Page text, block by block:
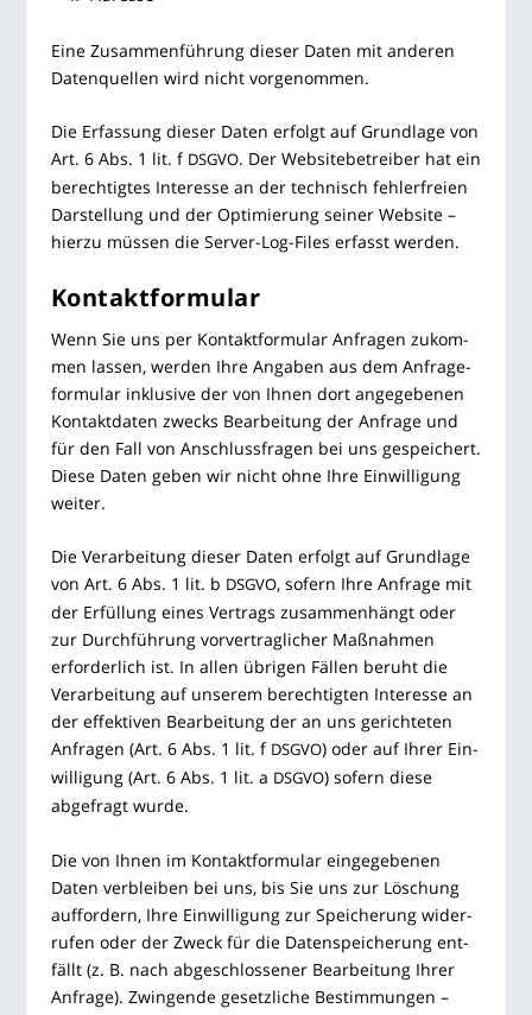
Eine Zusam­men­füh­rung die­ser Daten mit ande­ren
Daten­quel­len wird nicht vorgenommen.
Die Erfas­sung die­ser Daten erfolgt auf Grund­la­ge von
Art. 6 Abs. 1 lit. f DSGVO. Der Web­site­be­trei­ber hat ein
berech­tig­tes Inter­es­se an der tech­nisch feh­ler­frei­en
Dar­stel­lung und der Opti­mie­rung sei­ner Web­site –
hier­zu müs­sen die Ser­ver-Log-Files erfasst werden.
Kon­takt­for­mu­lar
Wenn Sie uns per Kon­takt­for­mu­lar Anfra­gen zukom­
men las­sen, wer­den Ihre Anga­ben aus dem Anfra­ge­
for­mu­lar inklu­si­ve der von Ihnen dort ange­ge­be­nen
Kon­takt­da­ten zwecks Bear­bei­tung der Anfra­ge und
für den Fall von Anschluss­fra­gen bei uns gespei­chert.
Die­se Daten geben wir nicht ohne Ihre Ein­wil­li­gung
weiter.
Die Ver­ar­bei­tung die­ser Daten erfolgt auf Grund­la­ge
von Art. 6 Abs. 1 lit. b DSGVO, sofern Ihre Anfra­ge mit
der Erfül­lung eines Ver­trags zusam­men­hängt oder
zur Durch­füh­rung vor­ver­trag­li­cher Maß­nah­men
erfor­der­lich ist. In allen übri­gen Fäl­len beruht die
Ver­ar­bei­tung auf unse­rem berech­tig­ten Inter­es­se an
der effek­ti­ven Bear­bei­tung der an uns gerich­te­ten
Anfra­gen (Art. 6 Abs. 1 lit. f DSGVO) oder auf Ihrer Ein­
wil­li­gung (Art. 6 Abs. 1 lit. a DSGVO) sofern die­se
abge­fragt wurde.
Die von Ihnen im Kon­takt­for­mu­lar ein­ge­ge­be­nen
Daten ver­blei­ben bei uns, bis Sie uns zur Löschung
auf­for­dern, Ihre Ein­wil­li­gung zur Spei­che­rung wider­
ru­fen oder der Zweck für die Daten­spei­che­rung ent­
fällt (z. B. nach abge­schlos­se­ner Bear­bei­tung Ihrer
Anfra­ge). Zwin­gen­de gesetz­li­che Bestim­mun­gen –